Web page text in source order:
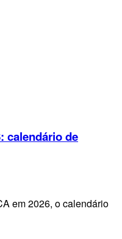
calendário de
em 2026, o calendário